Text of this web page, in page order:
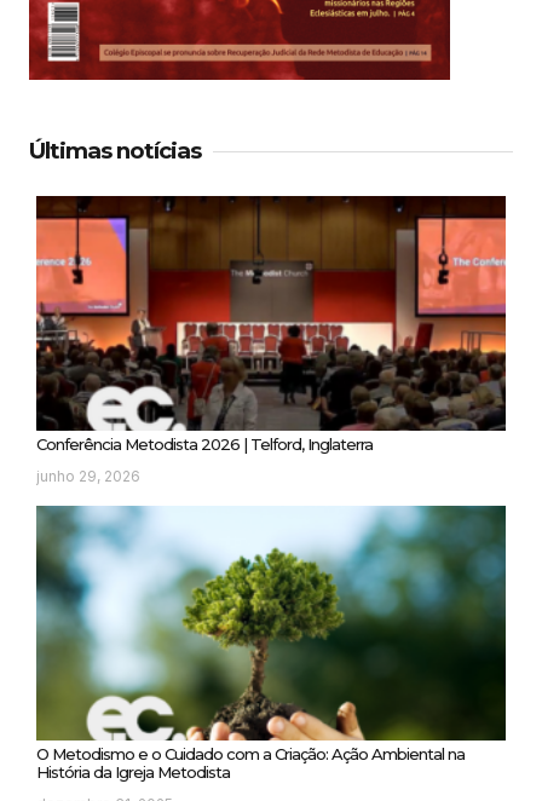
Últimas notícias
Conferência Metodista 2026 | Telford, Inglaterra
junho 29, 2026
O Metodismo e o Cuidado com a Criação: Ação Ambiental na
História da Igreja Metodista